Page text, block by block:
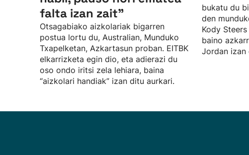
falta izan zait”
Otsagabiako aizkolariak bigarren
postua lortu du, Australian, Munduko
Txapelketan, Azkartasun proban. EITBK
elkarrizketa egin dio, eta adierazi du
oso ondo iritsi zela lehiara, baina
“aizkolari handiak” izan ditu aurkari.
bukatu du
den
Kody
baino
Jordan izan